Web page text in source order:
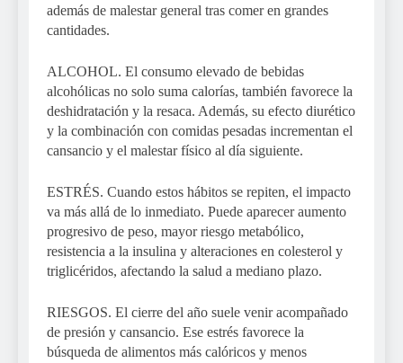
además de malestar general tras comer en grandes
cantidades.
ALCOHOL. El consumo elevado de bebidas
alcohólicas no solo suma calorías, también favorece la
deshidratación y la resaca. Además, su efecto diurético
y la combinación con comidas pesadas incrementan el
cansancio y el malestar físico al día siguiente.
ESTRÉS. Cuando estos hábitos se repiten, el impacto
va más allá de lo inmediato. Puede aparecer aumento
progresivo de peso, mayor riesgo metabólico,
resistencia a la insulina y alteraciones en colesterol y
triglicéridos, afectando la salud a mediano plazo.
RIESGOS. El cierre del año suele venir acompañado
de presión y cansancio. Ese estrés favorece la
búsqueda de alimentos más calóricos y menos